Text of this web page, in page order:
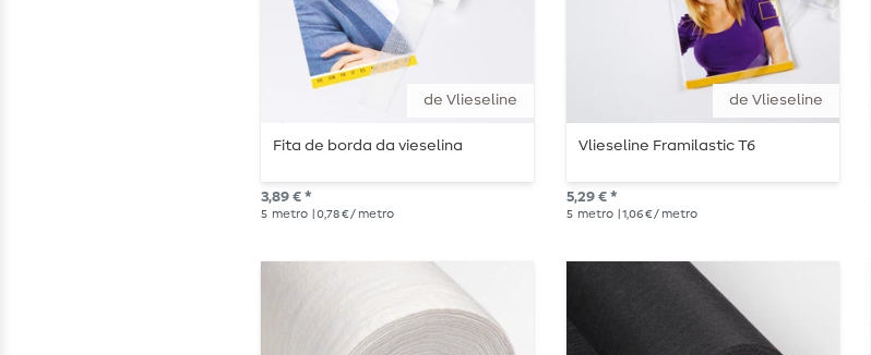
de Vlieseline
Fita de borda da vieselina
3,89 € *
5 metro | 0,78 € / metro
de Vlieseline
Vlieseline Framilastic T6
5,29 € *
5 metro | 1,06 € / metro